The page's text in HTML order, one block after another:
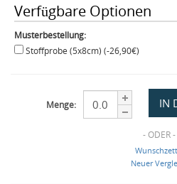
Verfügbare Optionen
Musterbestellung:
Stoffprobe (5x8cm) (-26,90€)
Menge:
- ODER -
Neuer